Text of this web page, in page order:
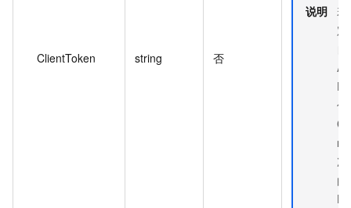
ClientToken string 否
说明 若
作
n
的